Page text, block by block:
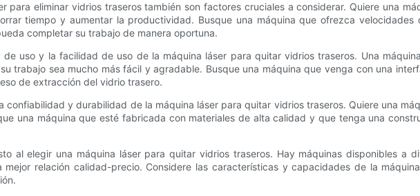
para eliminar vidrios traseros también son factores cruciales a considerar. Quiere una
tiempo y aumentar la productividad. Busque una máquina que ofrezca velocidades
completar su trabajo de manera oportuna.
uso y la facilidad de uso de la máquina láser para quitar vidrios traseros. Una
trabajo sea mucho más fácil y agradable. Busque una máquina que venga con una
de extracción del vidrio trasero.
confiabilidad y durabilidad de la máquina láser para quitar vidrios traseros. Quiere una
una máquina que esté fabricada con materiales de alta calidad y que tenga una
al elegir una máquina láser para quitar vidrios traseros. Hay máquinas disponibles a
relación calidad-precio. Considere las características y capacidades de la